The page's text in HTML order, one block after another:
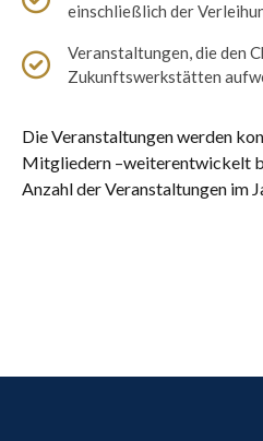
einschließlich der
Veranstaltungen, die den
Zukunftswerkstätten
Die Veranstaltungen werden
Mitgliedern –weiterentwickelt
Anzahl der Veranstaltungen im